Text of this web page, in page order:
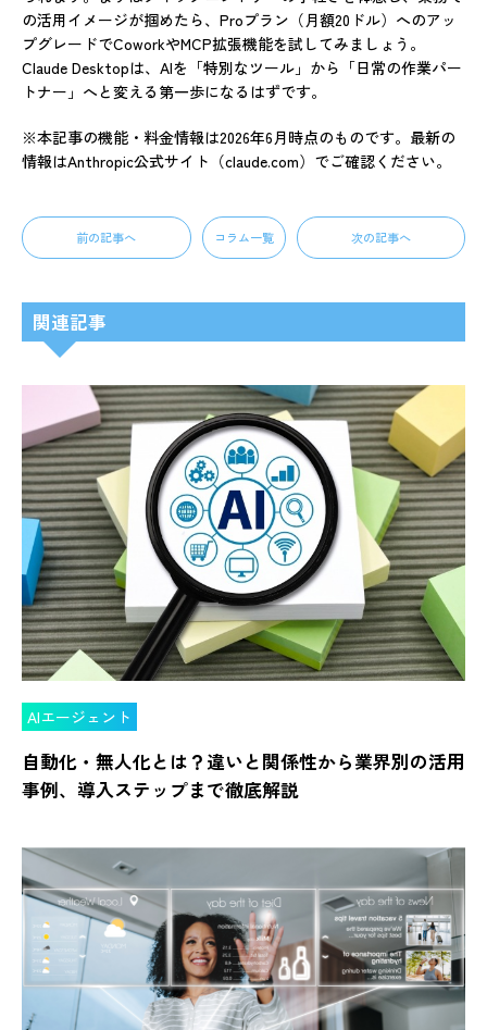
の活用イメージが掴めたら、Proプラン（月額20ドル）へのアッ
プグレードでCoworkやMCP拡張機能を試してみましょう。
Claude Desktopは、AIを「特別なツール」から「日常の作業パー
トナー」へと変える第一歩になるはずです。
※本記事の機能・料金情報は2026年6月時点のものです。最新の
情報はAnthropic公式サイト（claude.com）でご確認ください。
前の記事へ コラム一覧 次の記事へ
関連記事
AIエージェント
自動化・無人化とは？違いと関係性から業界別の活用
事例、導入ステップまで徹底解説